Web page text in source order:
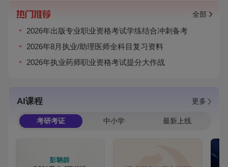
全部
2026年出版专业职业资格考试学练结合冲刺备考
2026年8月执业/助理医师全科目复习资料
2026年执业药师职业资格考试提分大作战
AI课程 更多
考研考证 中小学 最新上线